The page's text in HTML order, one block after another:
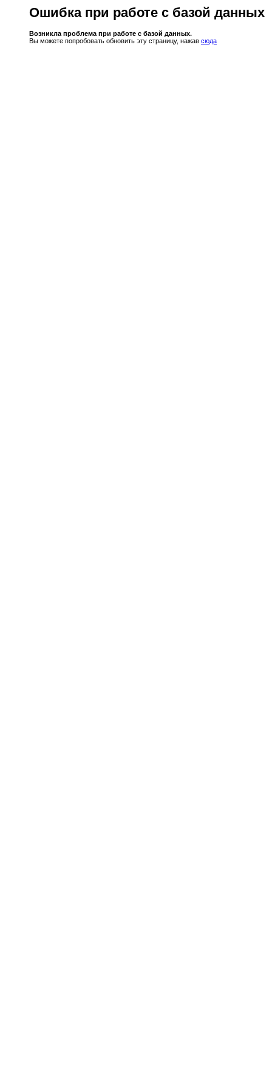
Ошибка при работе с базой данных
Возникла проблема при работе с базой данных.
Вы можете попробовать обновить эту страницу, нажав сюда